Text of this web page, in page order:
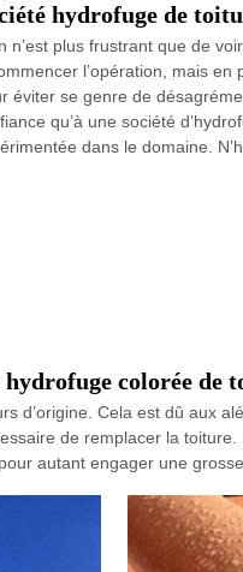
hydrofuge de
n’est plus frustrant que de
l’opération, mais
éviter se genre de
qu’à une société
dans le domaine.
colorée de
d’origine. Cela est dû aux
de remplacer la
autant engager une